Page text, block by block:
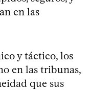
en las
y táctico, los
en las tribunas,
que sus